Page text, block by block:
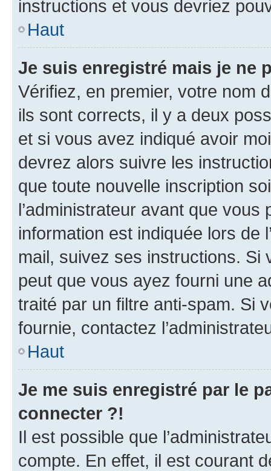
instructions et vous devriez
Haut
Je suis enregistré mais je ne
Vérifiez, en premier, votre nom
ils sont corrects, il y a deux
et si vous avez indiqué avoir
devrez alors suivre les
que toute nouvelle inscription
l’administrateur avant que
information est indiquée lors de
mail, suivez ses instructions. Si
peut que vous ayez fourni une
traité par un filtre anti-spam. Si
fournie, contactez
Haut
Je me suis enregistré par le
connecter ?!
Il est possible que
compte. En effet, il est courant